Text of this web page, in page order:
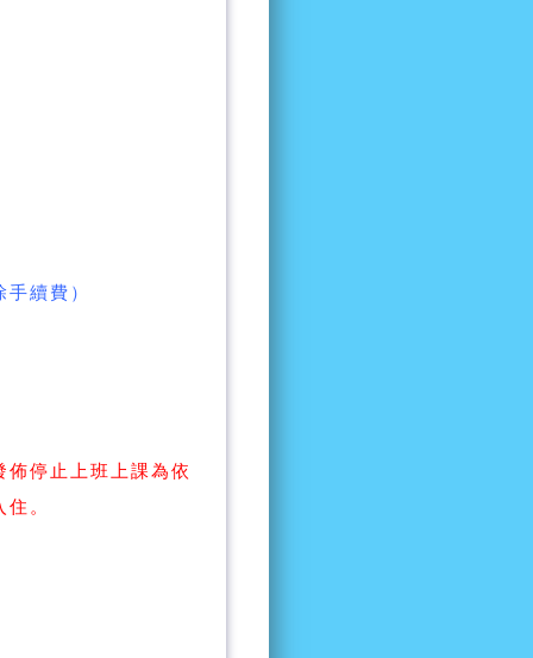
續費）
停止上班上課為依
。